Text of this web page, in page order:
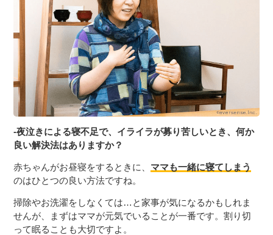
-夜泣きによる寝不足で、イライラが募り苦しいとき、何か
良い解決法はありますか？
赤ちゃんがお昼寝をするときに、 ママも一緒に寝てしまう
のはひとつの良い方法ですね。
掃除やお洗濯をしなくては…と家事が気になるかもしれま
せんが、まずはママが元気でいることが一番です。割り切
って眠ることも大切ですよ。